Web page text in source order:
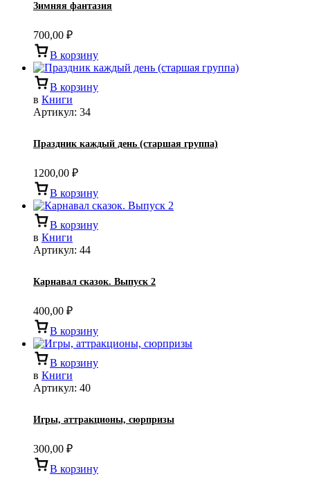
Зимняя фантазия
700,00 ₽
В корзину
В корзину
в Книги
Артикул: 34
Праздник каждый день (старшая группа)
1200,00 ₽
В корзину
В корзину
в Книги
Артикул: 44
Карнавал сказок. Выпуск 2
400,00 ₽
В корзину
В корзину
в Книги
Артикул: 40
Игры, аттракционы, сюрпризы
300,00 ₽
В корзину